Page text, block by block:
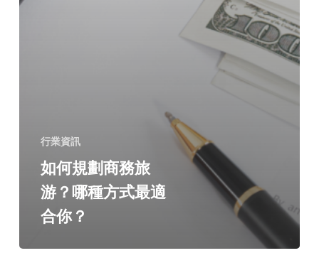
行業資訊
如何規劃商務旅
游？哪種方式最適
合你？